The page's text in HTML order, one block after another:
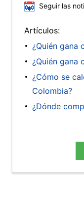
Seguir las
Artículos:
¿Quién gana
¿Quién gana
¿Cómo se
Colombia?
¿Dónde